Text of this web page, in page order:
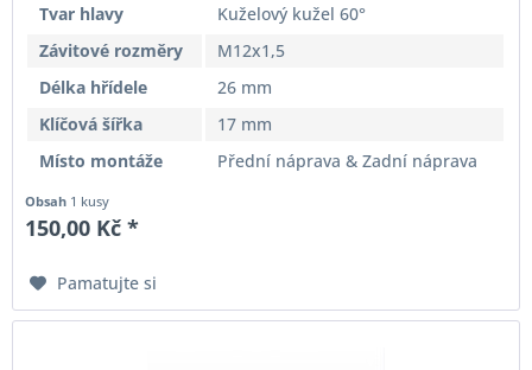
Tvar hlavy
Kuželový kužel 60°
Závitové rozměry
M12x1,5
Délka hřídele
26 mm
Klíčová šířka
17 mm
Místo montáže
Přední náprava & Zadní náprava
Obsah 1 kusy
150,00 Kč *
Pamatujte si